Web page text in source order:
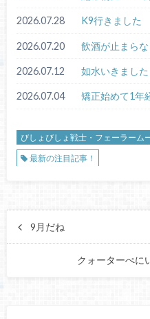
2026.07.28 K9行きました
2026.07.20 飲酒が止まら
2026.07.12 如水いきました
2026.07.04 矯正始めて1年
びしょびしょ戦士・フェーラーム
最新の注目記事！
9月だね
クォーターぺ